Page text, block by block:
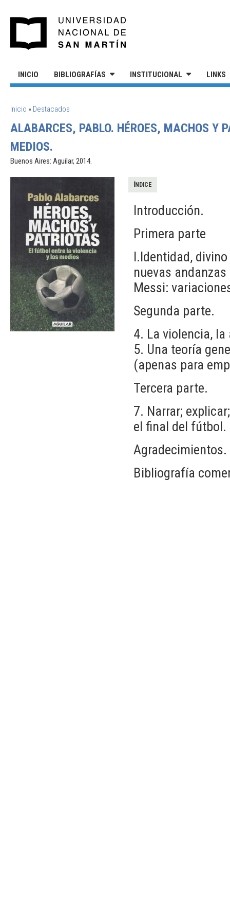
INICIO BIBLIOGRAFÍAS INSTITUCIONAL LINKS
SE ENCUENTRA USTED AQUÍ
Inicio » Destacados
ALABARCES, PABLO. HÉROES, MACHOS Y
MEDIOS.
Buenos Aires: Aguilar, 2014.
ÍNDICE
Introducción.
Primera parte
I.Identidad,
nuevas
Messi:
Segunda parte.
4. La violencia,
5. Una teoría
(apenas para
Tercera parte.
7. Narrar;
el final del fútbol.
Agradecimientos.
Bibliografía